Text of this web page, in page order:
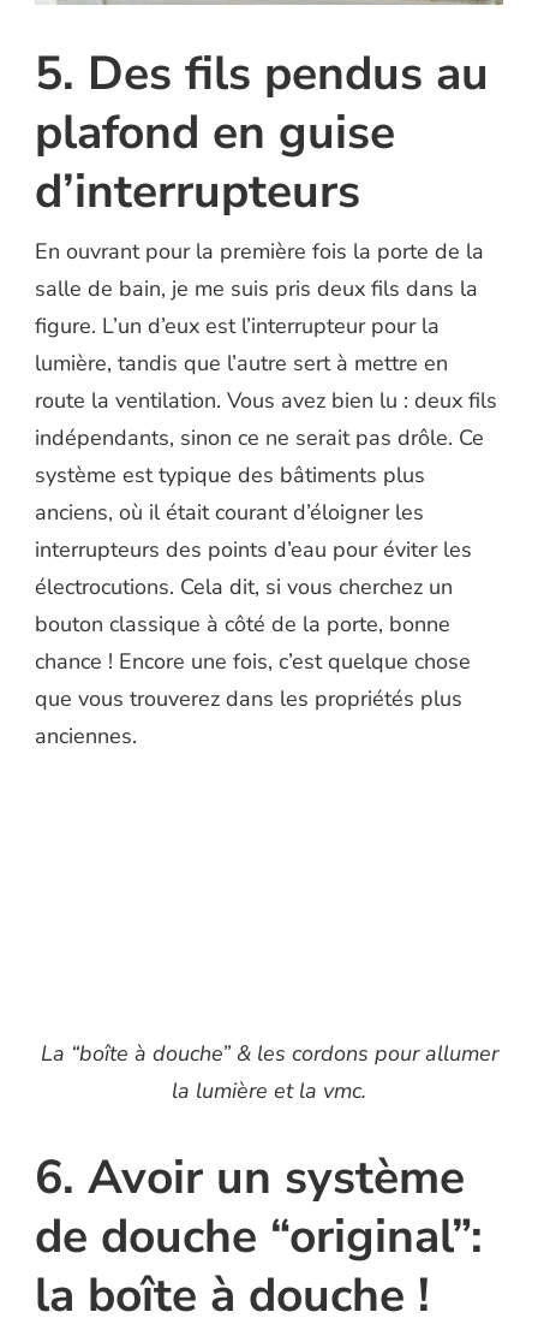
5. Des fils pendus au
plafond en guise
d’interrupteurs
En ouvrant pour la première fois la porte de la
salle de bain, je me suis pris deux fils dans la
figure. L’un d’eux est l’interrupteur pour la
lumière, tandis que l’autre sert à mettre en
route la ventilation. Vous avez bien lu : deux fils
indépendants, sinon ce ne serait pas drôle. Ce
système est typique des bâtiments plus
anciens, où il était courant d’éloigner les
interrupteurs des points d’eau pour éviter les
électrocutions. Cela dit, si vous cherchez un
bouton classique à côté de la porte, bonne
chance ! Encore une fois, c’est quelque chose
que vous trouverez dans les propriétés plus
anciennes.
La “boîte à douche” & les cordons pour allumer
la lumière et la vmc.
6. Avoir un système
de douche “original”:
la boîte à douche !